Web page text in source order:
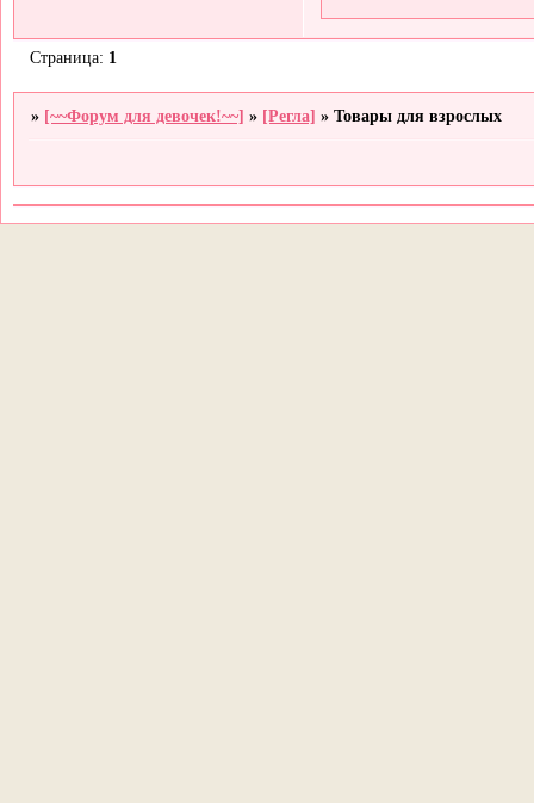
Страница: 1
» [~~Форум для девочек!~~] » [Регла] »Товары для взрослых